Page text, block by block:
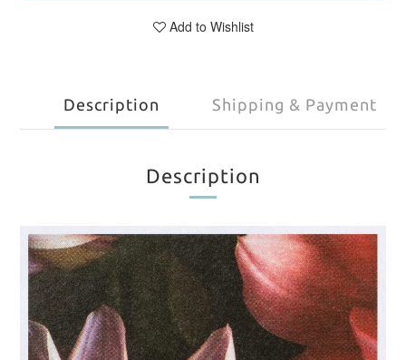
Add to Wishlist
Description Shipping & Payment
Description